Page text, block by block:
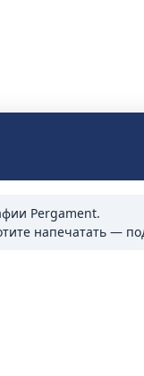
Pergament.
напечатать —